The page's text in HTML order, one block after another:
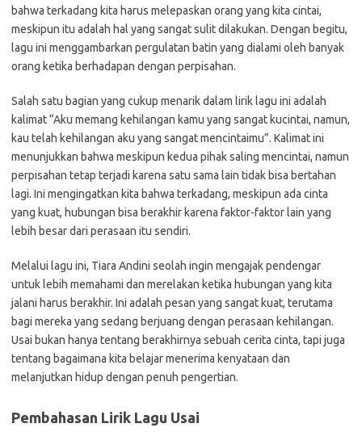
bahwa terkadang kita harus melepaskan orang yang kita cintai,
meskipun itu adalah hal yang sangat sulit dilakukan. Dengan begitu,
lagu ini menggambarkan pergulatan batin yang dialami oleh banyak
orang ketika berhadapan dengan perpisahan.
Salah satu bagian yang cukup menarik dalam lirik lagu ini adalah
kalimat “Aku memang kehilangan kamu yang sangat kucintai, namun,
kau telah kehilangan aku yang sangat mencintaimu”. Kalimat ini
menunjukkan bahwa meskipun kedua pihak saling mencintai, namun
perpisahan tetap terjadi karena satu sama lain tidak bisa bertahan
lagi. Ini mengingatkan kita bahwa terkadang, meskipun ada cinta
yang kuat, hubungan bisa berakhir karena faktor-faktor lain yang
lebih besar dari perasaan itu sendiri.
Melalui lagu ini, Tiara Andini seolah ingin mengajak pendengar
untuk lebih memahami dan merelakan ketika hubungan yang kita
jalani harus berakhir. Ini adalah pesan yang sangat kuat, terutama
bagi mereka yang sedang berjuang dengan perasaan kehilangan.
Usai bukan hanya tentang berakhirnya sebuah cerita cinta, tapi juga
tentang bagaimana kita belajar menerima kenyataan dan
melanjutkan hidup dengan penuh pengertian.
Pembahasan Lirik Lagu Usai